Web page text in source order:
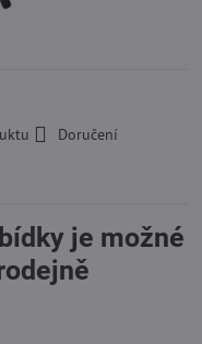
Doručení
je možné